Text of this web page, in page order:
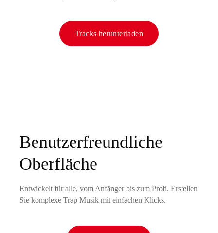
Tracks herunterladen
Benutzerfreundliche
Oberfläche
Entwickelt für alle, vom Anfänger bis zum Profi. Erstellen
Sie komplexe Trap Musik mit einfachen Klicks.